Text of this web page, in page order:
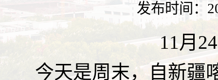
发布时间：
11月
今天是周末，自新疆